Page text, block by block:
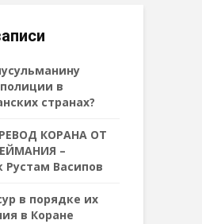
в
странах?
КОРАНА ОТ
–
Рустам Васипов
в порядке их
в Коране